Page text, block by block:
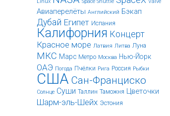
Авиаперелёты Английский Бэкап
Дубай Египет Испания
Калифорния Концерт
Красное море Латвия Литва Луна
МКС Марс Метро Москва Нью-Йорк
ОАЭ Погода Пчёлки Рига Россия Рыбки
США Сан-Франциско
Солнце Суши Таллин Таможня Цветочки
Шарм-эль-Шейх Эстония